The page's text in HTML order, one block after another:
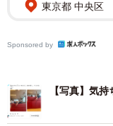
東京都 中央区
Sponsored by
【写真】気